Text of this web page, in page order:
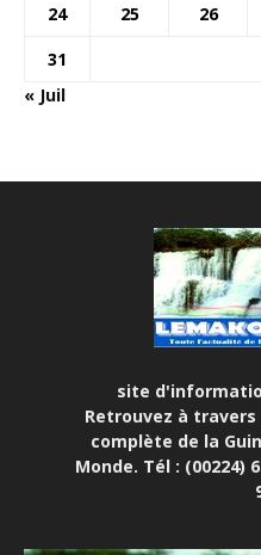
24
25 26
31
« Juil
site
Retrouvez à
complète de la
Monde. Tél : (00224)